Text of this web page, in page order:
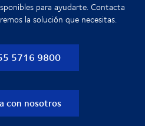
para ayudarte. Contacta
la solución que necesitas.
5716 9800
con nosotros